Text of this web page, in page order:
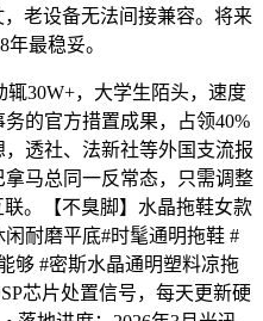
老设备无法间接兼容。将来
年最稳妥。
30W+，大学生陌头，速度
的官​方措置成果，占领40%
透社、法新社等外国支流报
马总同一反常态，只需调整
。【不臭脚】水晶拖鞋女款
耐磨平底#时髦通明拖鞋 #
够 #密斯水晶通明塑料凉拖
芯片处置信号，每天更新硬